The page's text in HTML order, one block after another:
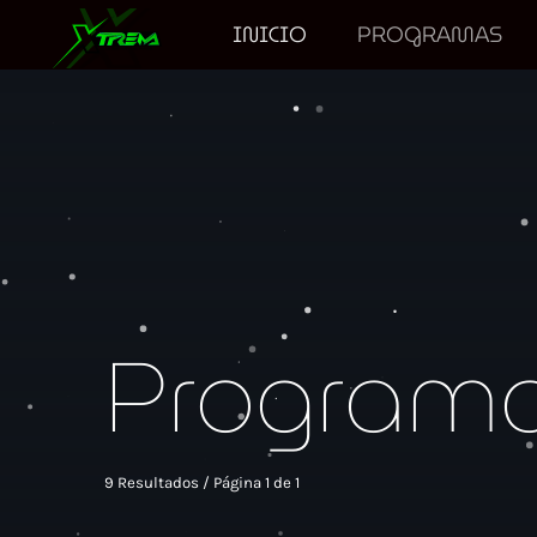
INICIO PROGRAMAS
9 Resultados / Página 1 de 1